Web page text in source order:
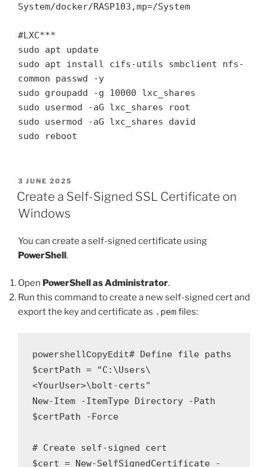
System/docker/RASP103,mp=/System
#LXC***
sudo apt update
sudo apt install cifs-utils smbclient nfs-
common passwd -y
sudo groupadd -g 10000 lxc_shares
sudo usermod -aG lxc_shares root
sudo usermod -aG lxc_shares david
sudo reboot
POSTED
ON
3 JUNE 2025
Create a Self-Signed SSL Certificate on
Windows
You can create a self-signed certificate using
PowerShell.
Open PowerShell as Administrator.
Run this command to create a new self-signed cert and
export the key and certificate as .pemfiles:
powershellCopyEdit# Define file paths
$certPath = "C:\Users\
<YourUser>\bolt-certs"
New-Item -ItemType Directory -Path
$certPath -Force
# Create self-signed cert
$cert = New-SelfSignedCertificate -